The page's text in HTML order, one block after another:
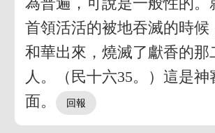
首領活活的被地吞滅的時候
和華出來，燒滅了獻香的那
人。（民十六35。）這是
面。